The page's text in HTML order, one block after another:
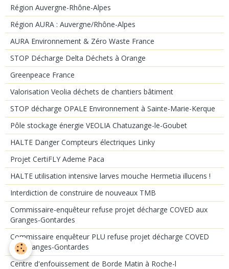
Région Auvergne-Rhône-Alpes
Région AURA : Auvergne/Rhône-Alpes
AURA Environnement & Zéro Waste France
STOP Décharge Delta Déchets à Orange
Greenpeace France
Valorisation Veolia déchets de chantiers bâtiment
STOP décharge OPALE Environnement à Sainte-Marie-Kerque
Pôle stockage énergie VEOLIA Chatuzange-le-Goubet
HALTE Danger Compteurs électriques Linky
Projet CertiFLY Ademe Paca
HALTE utilisation intensive larves mouche Hermetia illucens !
Interdiction de construire de nouveaux TMB
Commissaire-enquêteur refuse projet décharge COVED aux
Granges-Gontardes
Commissaire enquêteur PLU refuse projet décharge COVED
aux Granges-Gontardes
Centre d'enfouissement de Borde Matin à Roche-l